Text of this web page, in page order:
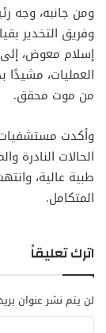
ومن جانبه، وجه
وفريق التخدير
إسلام معوض، إلى
العمليات،
من موت محقق.
وأكدت مستشفيات
الحالات النادرة
طبية عالية،
المتكامل.
اترك تعليقاً
لن يتم نشر عنوان